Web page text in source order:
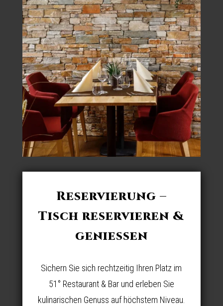
Reservierung –
Tisch reservieren &
geniessen
Sichern Sie sich rechtzeitig Ihren Platz im
51° Restaurant & Bar und erleben Sie
kulinarischen Genuss auf höchstem Niveau.